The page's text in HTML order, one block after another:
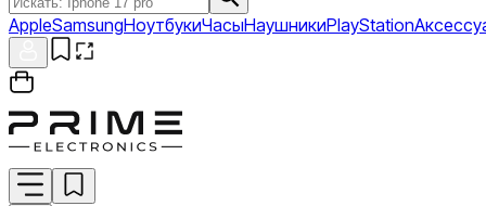
AppleSamsungНоутбукиЧасыНаушникиPlayStation